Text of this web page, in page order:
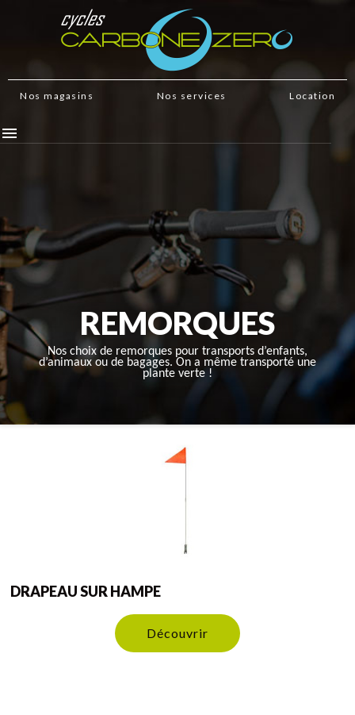
Nos magasins Nos services Location

REMORQUES
Nos choix de remorques pour transports d’enfants,
d’animaux ou de bagages. On a même transporté une
plante verte !
DRAPEAU SUR HAMPE
Découvrir